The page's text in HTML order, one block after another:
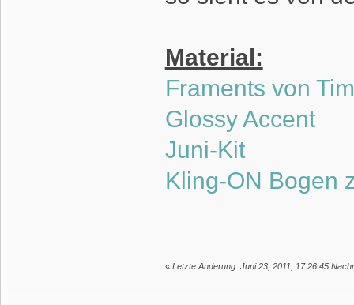
Material:
Framents von
Glossy Accent
Juni-Kit
Kling-ON Bogen
« Letzte Änderung: Juni 23, 2011, 17:26:45